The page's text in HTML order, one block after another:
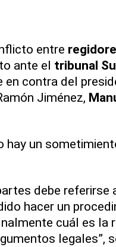
entre
ante el tribunal
en contra del
Jiménez,
hay un
debe referirse
hacer un
cuál es la
legales”,